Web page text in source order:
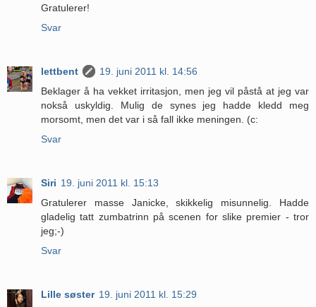
Gratulerer!
Svar
lettbent
19. juni 2011 kl. 14:56
Beklager å ha vekket irritasjon, men jeg vil påstå at jeg var
nokså uskyldig. Mulig de synes jeg hadde kledd meg
morsomt, men det var i så fall ikke meningen. (c:
Svar
Siri 19. juni 2011 kl. 15:13
Gratulerer masse Janicke, skikkelig misunnelig. Hadde
gladelig tatt zumbatrinn på scenen for slike premier - tror
jeg;-)
Svar
Lille søster 19. juni 2011 kl. 15:29